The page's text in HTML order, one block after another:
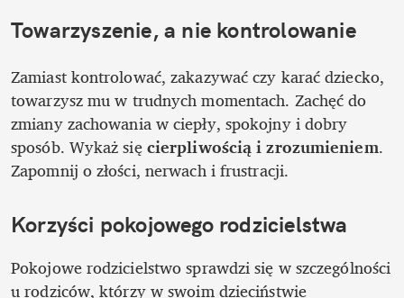
Towarzyszenie, a nie kontrolowanie
Zamiast kontrolować, zakazywać czy karać dziecko,
towarzysz mu w trudnych momentach. Zachęć do
zmiany zachowania w ciepły, spokojny i dobry
sposób. Wykaż się cierpliwością i zrozumieniem.
Zapomnij o złości, nerwach i frustracji.
Korzyści pokojowego rodzicielstwa
Pokojowe rodzicielstwo sprawdzi się w szczególności
u rodziców, którzy w swoim dzieciństwie